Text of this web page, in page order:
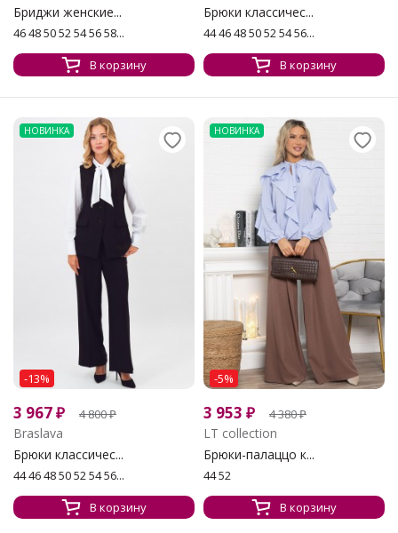
Бриджи женские...
46 48 50 52 54 56 58...
В корзину
Брюки классичес...
44 46 48 50 52 54 56...
В корзину
НОВИНКА
-13%
3 967₽ 4 800₽
Braslava
Брюки классичес...
44 46 48 50 52 54 56...
В корзину
НОВИНКА
-5%
3 953 ₽ 4 380₽
LT collection
Брюки-палаццо к...
44 52
В корзину